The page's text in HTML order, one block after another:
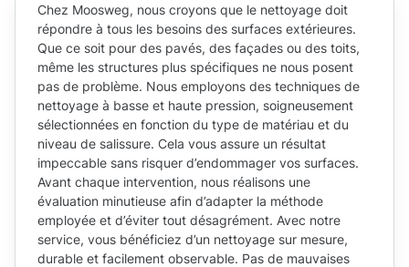
Chez Moosweg, nous croyons que le nettoyage doit
répondre à tous les besoins des surfaces extérieures.
Que ce soit pour des pavés, des façades ou des toits,
même les structures plus spécifiques ne nous posent
pas de problème. Nous employons des techniques de
nettoyage à basse et haute pression, soigneusement
sélectionnées en fonction du type de matériau et du
niveau de salissure. Cela vous assure un résultat
impeccable sans risquer d’endommager vos surfaces.
Avant chaque intervention, nous réalisons une
évaluation minutieuse afin d’adapter la méthode
employée et d’éviter tout désagrément. Avec notre
service, vous bénéficiez d’un nettoyage sur mesure,
durable et facilement observable. Pas de mauvaises